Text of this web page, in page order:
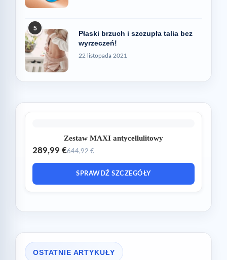
5
Płaski brzuch i szczupła talia bez
wyrzeczeń!
22 listopada 2021
Zestaw MAXI antycellulitowy
289,99 €644,92 €
SPRAWDŹ SZCZEGÓŁY
OSTATNIE ARTYKUŁY